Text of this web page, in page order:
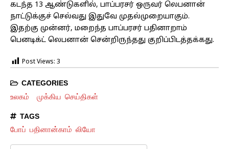
கடந்த 13 ஆண்டுகளில், பாப்பரசர் ஒருவர் லெபனான்
நாட்டுக்குச் செல்வது இதுவே முதல்முறையாகும்.
இதற்கு முன்னர், மறைந்த பாப்பரசர் பதினாறாம்
பெனடிக்ட் லெபனான் சென்றிருந்தது குறிப்பிடத்தக்கது.
Post Views: 3
CATEGORIES
உலகம் முக்கிய செய்திகள்
TAGS
போப் பதினான்காம் லியோ